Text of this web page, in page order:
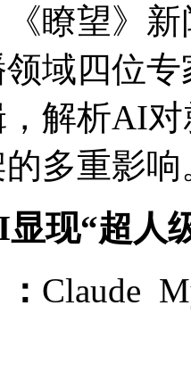
望》新
域四位
解析AI
多重影响
“超人
Claude